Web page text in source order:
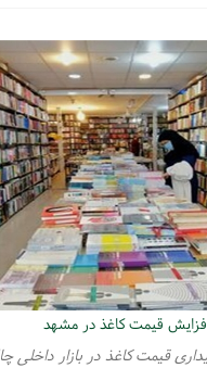
قیمت کاغذ در مشهد
قیمت کاغذ در بازار داخلی